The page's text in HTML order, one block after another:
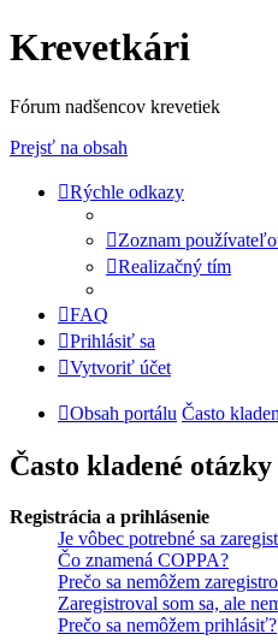
Krevetkári
Fórum nadšencov krevetiek
Prejsť na obsah
Rýchle odkazy
Zoznam
Realizačný tím
FAQ
Prihlásiť sa
Vytvoriť účet
Obsah portálu Často
Často kladené otázky
Registrácia a prihlásenie
Je vôbec potrebné sa
Čo znamená COPPA?
Prečo sa nemôžem
Zaregistroval som sa, ale
Prečo sa nemôžem prihlásiť?